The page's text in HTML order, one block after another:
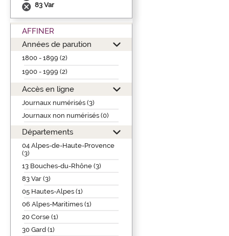
83 Var
AFFINER
Années de parution
1800 - 1899 (2)
1900 - 1999 (2)
Accès en ligne
Journaux numérisés (3)
Journaux non numérisés (0)
Départements
04 Alpes-de-Haute-Provence
(3)
13 Bouches-du-Rhône (3)
83 Var (3)
05 Hautes-Alpes (1)
06 Alpes-Maritimes (1)
20 Corse (1)
30 Gard (1)